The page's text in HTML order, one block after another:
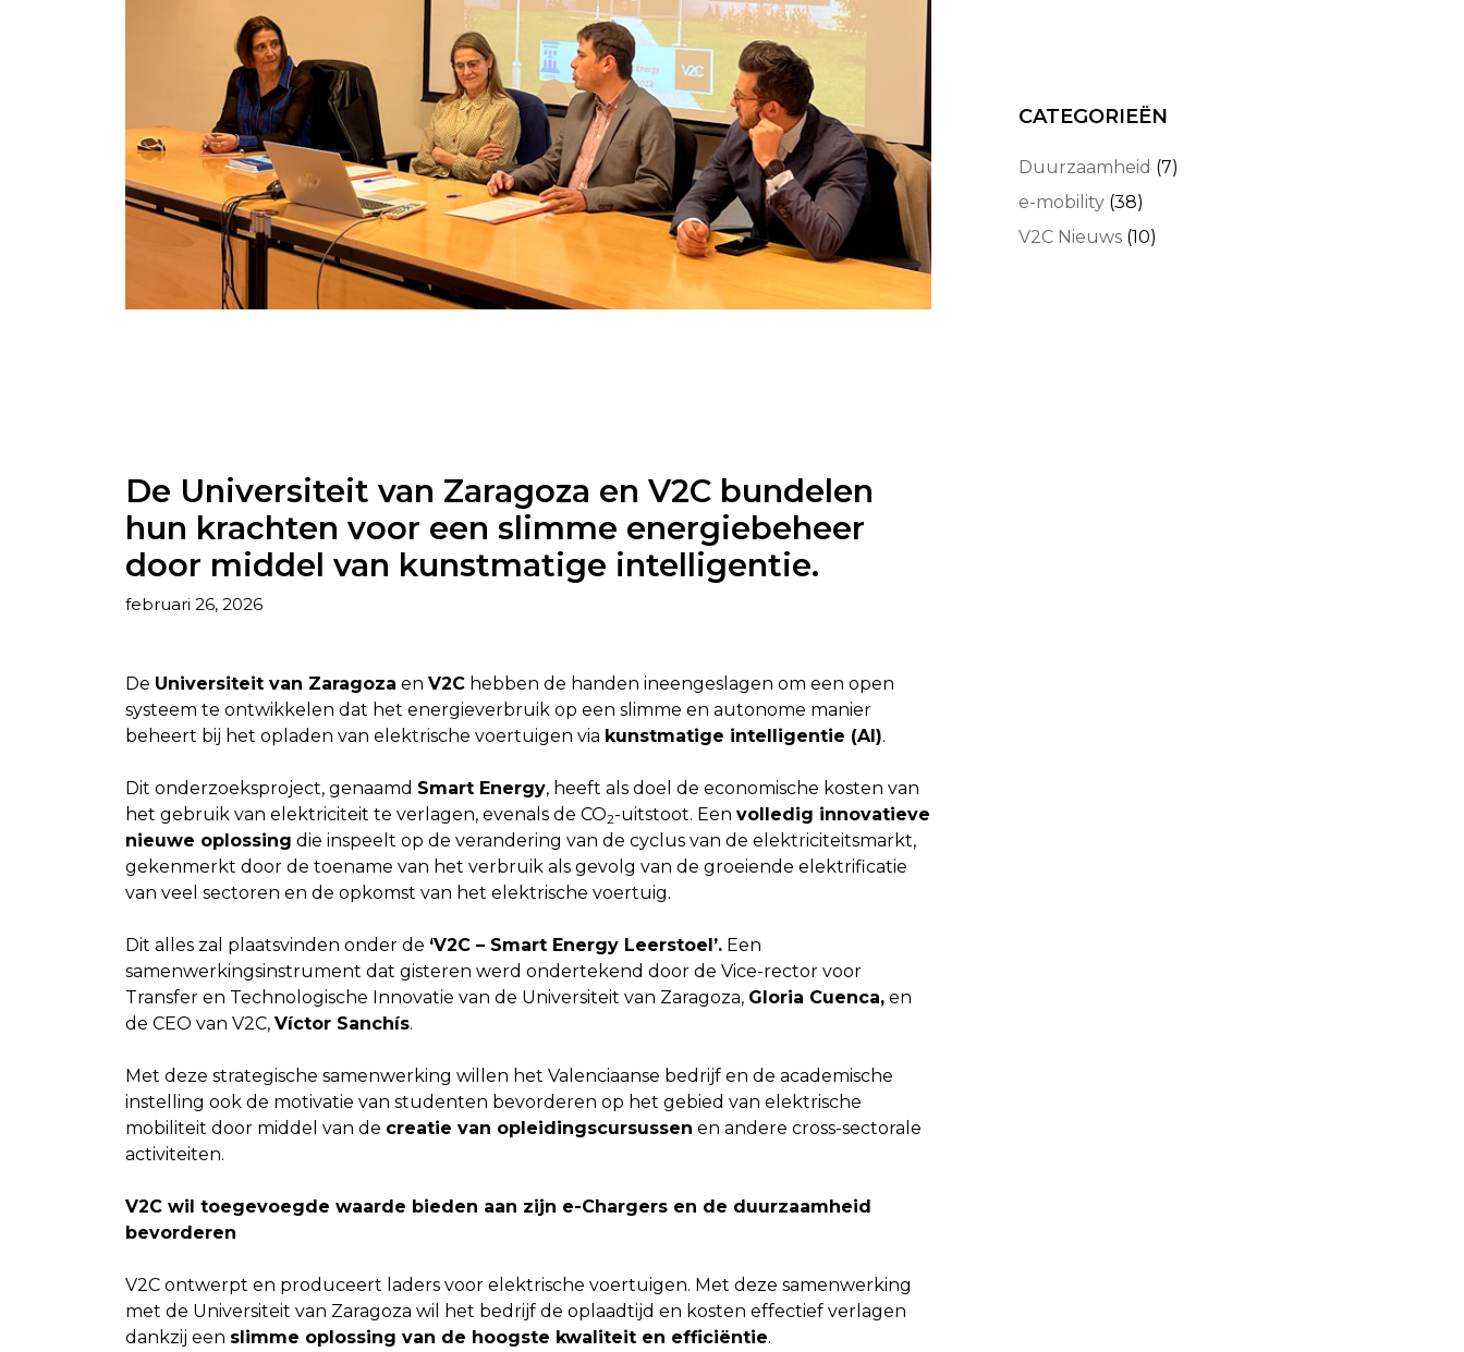
De Universiteit van Zaragoza en V2C bundelen
hun krachten voor een slimme energiebeheer
door middel van kunstmatige intelligentie.
februari 26, 2026
De Universiteit van Zaragoza en V2Chebben de handen ineengeslagen om een open
systeem te ontwikkelen dat het energieverbruik op een slimme en autonome manier
beheert bij het opladen van elektrische voertuigen via kunstmatige intelligentie (AI).
Dit onderzoeksproject, genaamd Smart Energy, heeft als doel de economische kosten van
het gebruik van elektriciteit te verlagen, evenals de CO2-uitstoot. Een volledig innovatieve
nieuwe oplossing die inspeelt op de verandering van de cyclus van de elektriciteitsmarkt,
gekenmerkt door de toename van het verbruik als gevolg van de groeiende elektrificatie
van veel sectoren en de opkomst van het elektrische voertuig.
Dit alles zal plaatsvinden onder de ‘V2C – Smart Energy Leerstoel’.Een
samenwerkingsinstrument dat gisteren werd ondertekend door de Vice-rector voor
Transfer en Technologische Innovatie van de Universiteit van Zaragoza, Gloria Cuenca,en
de CEO van V2C, Víctor Sanchís.
Met deze strategische samenwerking willen het Valenciaanse bedrijf en de academische
instelling ook de motivatie van studenten bevorderen op het gebied van elektrische
mobiliteit door middel van de creatie van opleidingscursussen en andere cross-sectorale
activiteiten.
V2C wil toegevoegde waarde bieden aan zijn e-Chargers en de duurzaamheid
bevorderen
V2C ontwerpt en produceert laders voor elektrische voertuigen. Met deze samenwerking
met de Universiteit van Zaragoza wil het bedrijf de oplaadtijd en kosten effectief verlagen
dankzij een slimme oplossing van de hoogste kwaliteit en efficiëntie.
CATEGORIEËN
Duurzaamheid (7)
e-mobility (38)
V2C Nieuws (10)